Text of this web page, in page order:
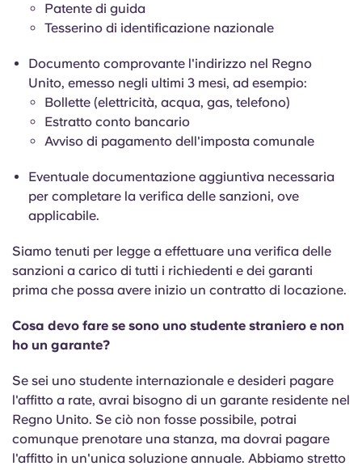
Patente di guida
Tesserino di identificazione nazionale
Documento comprovante l'indirizzo nel Regno
Unito, emesso negli ultimi 3 mesi, ad esempio:
Bollette (elettricità, acqua, gas, telefono)
Estratto conto bancario
Avviso di pagamento dell'imposta comunale
Eventuale documentazione aggiuntiva necessaria
per completare la verifica delle sanzioni, ove
applicabile.
Siamo tenuti per legge a effettuare una verifica delle
sanzioni a carico di tutti i richiedenti e dei garanti
prima che possa avere inizio un contratto di locazione.
Cosa devo fare se sono uno studente straniero e non
ho un garante?
Se sei uno studente internazionale e desideri pagare
l'affitto a rate, avrai bisogno di un garante residente nel
Regno Unito. Se ciò non fosse possibile, potrai
comunque prenotare una stanza, ma dovrai pagare
l'affitto in un'unica soluzione annuale. Abbiamo stretto